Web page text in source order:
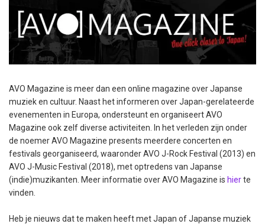
AVO Magazine is meer dan een online magazine over Japanse
muziek en cultuur. Naast het informeren over Japan-gerelateerde
evenementen in Europa, ondersteunt en organiseert AVO
Magazine ook zelf diverse activiteiten. In het verleden zijn onder
de noemer AVO Magazine presents meerdere concerten en
festivals georganiseerd, waaronder AVO J-Rock Festival (2013) en
AVO J-Music Festival (2018), met optredens van Japanse
(indie)muzikanten. Meer informatie over AVO Magazine is hierte
vinden.
Heb je nieuws dat te maken heeft met Japan of Japanse muziek